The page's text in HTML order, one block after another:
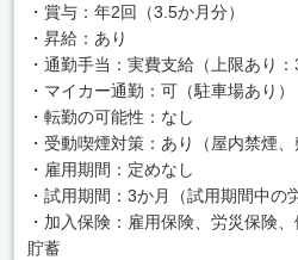
・賞与：年2回（3.5か月分）
・昇給：あり
・通勤手当：実費支給（上限あり：
・マイカー通勤：可（駐車場あり）
・転勤の可能性：なし
・受動喫煙対策：あり（屋内禁煙、
・雇用期間：定めなし
・試用期間：3か月（試用期間中の
・加入保険：雇用保険、労災保険
貯蓄